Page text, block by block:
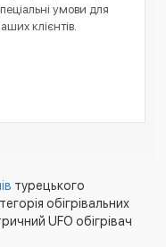
умови для
клієнтів.
турецького
обігрівальних
UFO обігрівач